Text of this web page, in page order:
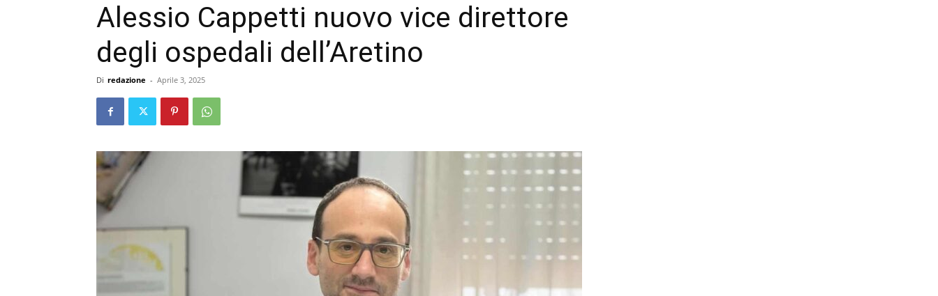
Alessio Cappetti nuovo vice direttore
degli ospedali dell’Aretino
Di redazione - Aprile 3, 2025